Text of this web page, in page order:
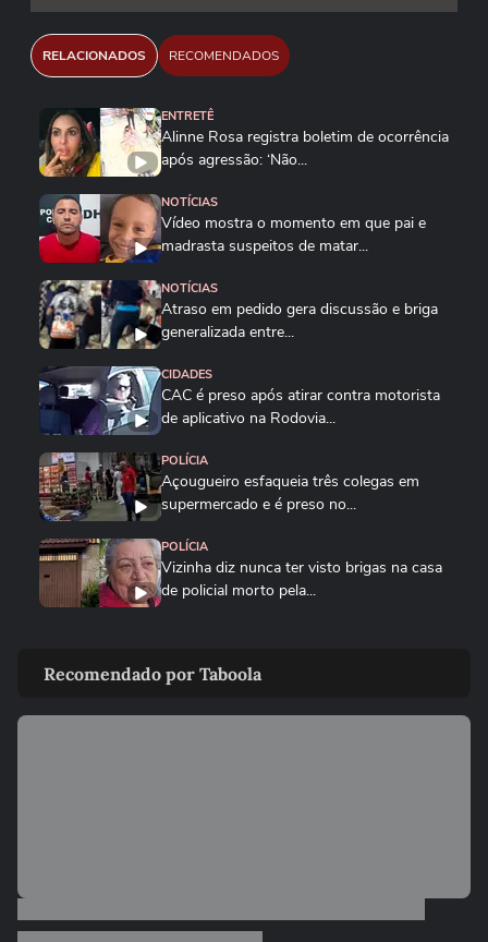
RELACIONADOS RECOMENDADOS
ENTRETÊ
Alinne Rosa registra boletim de ocorrência
após agressão: ‘Não...
NOTÍCIAS
Vídeo mostra o momento em que pai e
madrasta suspeitos de matar...
NOTÍCIAS
Atraso em pedido gera discussão e briga
generalizada entre...
CIDADES
CAC é preso após atirar contra motorista
de aplicativo na Rodovia...
POLÍCIA
Açougueiro esfaqueia três colegas em
supermercado e é preso no...
POLÍCIA
Vizinha diz nunca ter visto brigas na casa
de policial morto pela...
em que corpo de fotógrafa...
CIDADES
atropelado por motorista...
Recomendado por Taboola